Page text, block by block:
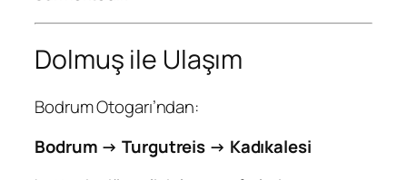
Dolmuş ile Ulaşım
Bodrum Otogarı’ndan:
Bodrum → Turgutreis → Kadıkalesi